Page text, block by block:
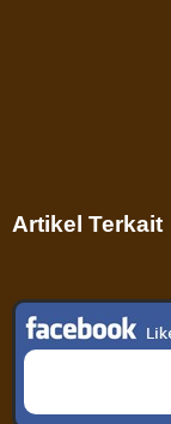
Artikel Terkait